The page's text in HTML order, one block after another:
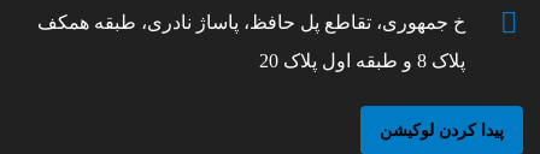
خ جمهوری، تقاطع پل حافظ، پاساژ نادری، طبقه همکف
پلاک 8 و طبقه اول پلاک 20
پیدا کردن لوکیشن